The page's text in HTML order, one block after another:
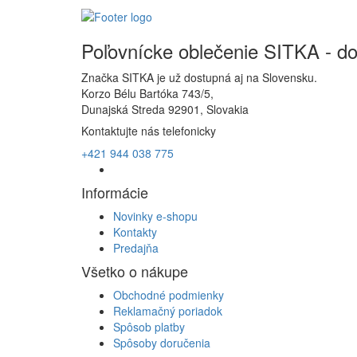
Poľovnícke oblečenie SITKA -
Značka SITKA je už dostupná aj na Slovensku.
Korzo Bélu Bartóka 743/5,
Dunajská Streda 92901, Slovakia
Kontaktujte nás telefonicky
+421 944 038 775
Informácie
Novinky e-shopu
Kontakty
Predajňa
Všetko o nákupe
Obchodné podmienky
Reklamačný poriadok
Spôsob platby
Spôsoby doručenia